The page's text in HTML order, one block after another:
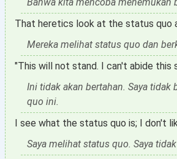
That heretics look at the status quo
Mereka melihat status quo dan
"This will not stand. I can't abide this
Ini tidak akan bertahan. Saya
quo ini.
I see what the status quo is; I don't
Saya melihat status quo. Saya